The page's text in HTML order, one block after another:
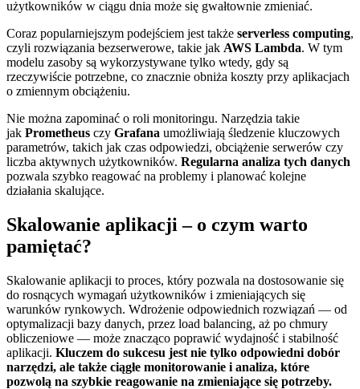
użytkowników w ciągu dnia może się gwałtownie zmieniać.
Coraz popularniejszym podejściem jest także serverless computing,
czyli rozwiązania bezserwerowe, takie jak AWS Lambda. W tym
modelu zasoby są wykorzystywane tylko wtedy, gdy są
rzeczywiście potrzebne, co znacznie obniża koszty przy aplikacjach
o zmiennym obciążeniu.
Nie można zapominać o roli monitoringu. Narzędzia takie
jak Prometheus czy Grafana umożliwiają śledzenie kluczowych
parametrów, takich jak czas odpowiedzi, obciążenie serwerów czy
liczba aktywnych użytkowników. Regularna analiza tych danych
pozwala szybko reagować na problemy i planować kolejne
działania skalujące.
Skalowanie aplikacji – o czym warto
pamiętać?
Skalowanie aplikacji to proces, który pozwala na dostosowanie się
do rosnących wymagań użytkowników i zmieniających się
warunków rynkowych. Wdrożenie odpowiednich rozwiązań — od
optymalizacji bazy danych, przez load balancing, aż po chmury
obliczeniowe — może znacząco poprawić wydajność i stabilność
aplikacji. Kluczem do sukcesu jest nie tylko odpowiedni dobór
narzędzi, ale także ciągłe monitorowanie i analiza, które
pozwolą na szybkie reagowanie na zmieniające się potrzeby.